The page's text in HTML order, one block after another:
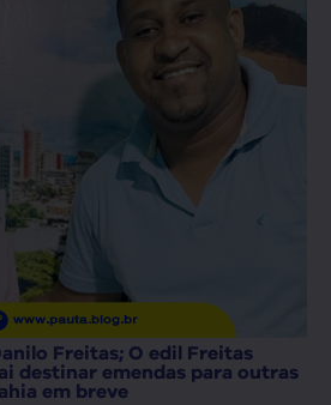
Freitas; O edil Freitas
destinar emendas para outras
em breve